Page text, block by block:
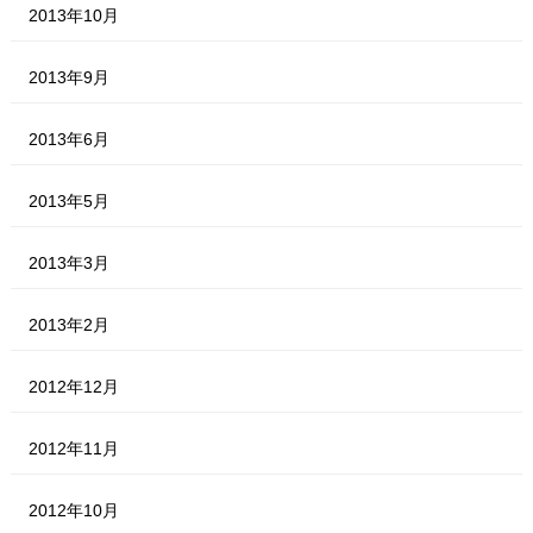
2013年10月
2013年9月
2013年6月
2013年5月
2013年3月
2013年2月
2012年12月
2012年11月
2012年10月